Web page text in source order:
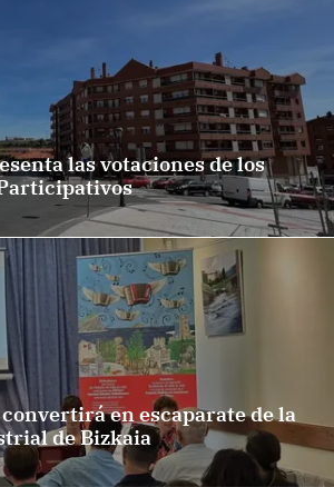
las votaciones de los
en escaparate de la
de Bizkaia